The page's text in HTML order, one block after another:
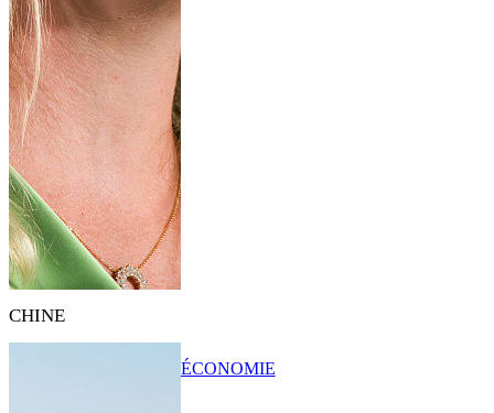
CHINE
ÉCONOMIE